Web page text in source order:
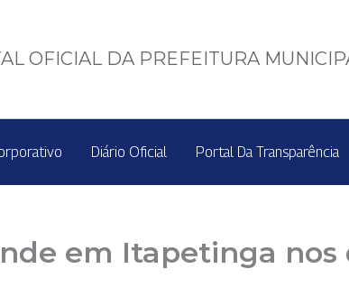
OFICIAL DA PREFEITURA
Diário Oficial Portal Da Transparência
em Itapetinga nos